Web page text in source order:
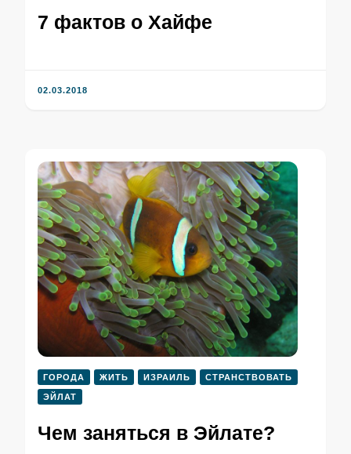
7 фактов о Хайфе
02.03.2018
ГОРОДА ЖИТЬ ИЗРАИЛЬ СТРАНСТВОВАТЬ
ЭЙЛАТ
Чем заняться в Эйлате?